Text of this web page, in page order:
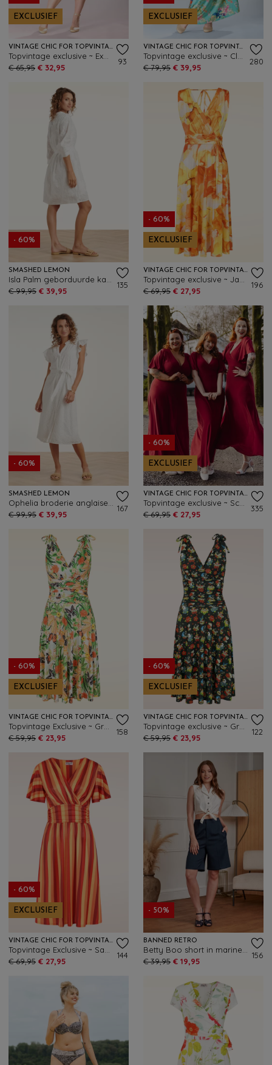
EXCLUSIEF
VINTAGE CHIC FOR TOPVINTAGE
€ 65,95 € 32,95
93
EXCLUSIEF
VINTAGE CHIC FOR TOPVINTAGE
€ 79,95 € 39,95
280
- 60%
SMASHED LEMON
€ 99,95 € 39,95
135
- 60%
EXCLUSIEF
VINTAGE CHIC FOR TOPVINTAGE
€ 69,95 € 27,95
196
- 60%
SMASHED LEMON
€ 99,95 € 39,95
167
- 60%
EXCLUSIEF
VINTAGE CHIC FOR TOPVINTAGE
€ 69,95 € 27,95
335
- 60%
EXCLUSIEF
VINTAGE CHIC FOR TOPVINTAGE
€ 59,95 € 23,95
158
- 60%
EXCLUSIEF
VINTAGE CHIC FOR TOPVINTAGE
€ 59,95 € 23,95
122
- 60%
EXCLUSIEF
VINTAGE CHIC FOR TOPVINTAGE
€ 69,95 € 27,95
144
- 50%
BANNED RETRO
€ 39,95 € 19,95
156